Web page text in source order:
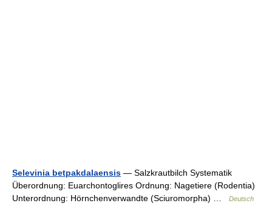
Selevinia betpakdalaensis — Salzkrautbilch Systematik
Überordnung: Euarchontoglires Ordnung: Nagetiere (Rodentia)
Unterordnung: Hörnchenverwandte (Sciuromorpha) …
Deutsch